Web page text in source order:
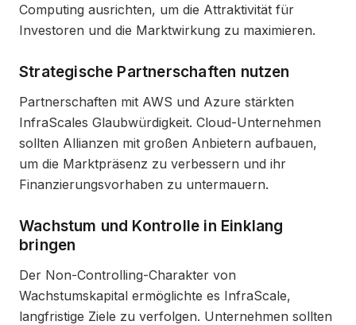
Computing ausrichten, um die Attraktivität für
Investoren und die Marktwirkung zu maximieren.
Strategische Partnerschaften nutzen
Partnerschaften mit AWS und Azure stärkten
InfraScales Glaubwürdigkeit. Cloud-Unternehmen
sollten Allianzen mit großen Anbietern aufbauen,
um die Marktpräsenz zu verbessern und ihr
Finanzierungsvorhaben zu untermauern.
Wachstum und Kontrolle in Einklang
bringen
Der Non-Controlling-Charakter von
Wachstumskapital ermöglichte es InfraScale,
langfristige Ziele zu verfolgen. Unternehmen sollten